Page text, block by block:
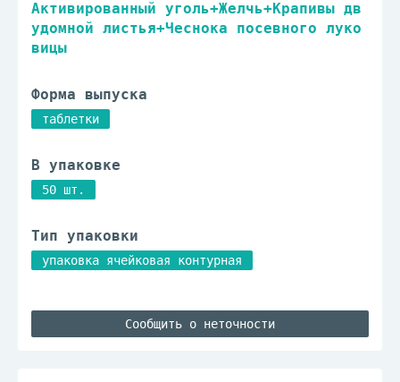
Активированный уголь+Желчь+Крапивы дв
удомной листья+Чеснока посевного луко
вицы
Форма выпуска
таблетки
В упаковке
50 шт.
Тип упаковки
упаковка ячейковая контурная
Сообщить о неточности